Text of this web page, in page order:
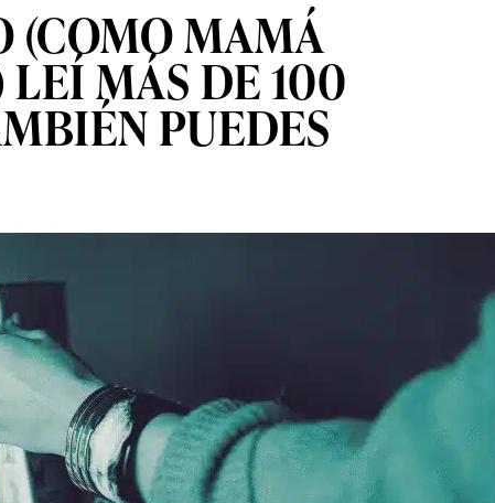
(COMO MAMÁ
MÁS DE 100
PUEDES